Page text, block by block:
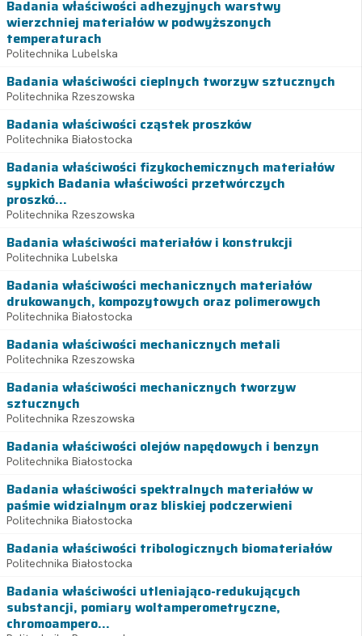
Badania właściwości adhezyjnych warstwy
wierzchniej materiałów w podwyższonych
temperaturach
Politechnika Lubelska
Badania właściwości cieplnych tworzyw sztucznych
Politechnika Rzeszowska
Badania właściwości cząstek proszków
Politechnika Białostocka
Badania właściwości fizykochemicznych materiałów
sypkich Badania właściwości przetwórczych
proszkó...
Politechnika Rzeszowska
Badania właściwości materiałów i konstrukcji
Politechnika Lubelska
Badania właściwości mechanicznych materiałów
drukowanych, kompozytowych oraz polimerowych
Politechnika Białostocka
Badania właściwości mechanicznych metali
Politechnika Rzeszowska
Badania właściwości mechanicznych tworzyw
sztucznych
Politechnika Rzeszowska
Badania właściwości olejów napędowych i benzyn
Politechnika Białostocka
Badania właściwości spektralnych materiałów w
paśmie widzialnym oraz bliskiej podczerwieni
Politechnika Białostocka
Badania właściwości tribologicznych biomateriałów
Politechnika Białostocka
Badania właściwości utleniająco-redukujących
substancji, pomiary woltamperometryczne,
chromoampero...